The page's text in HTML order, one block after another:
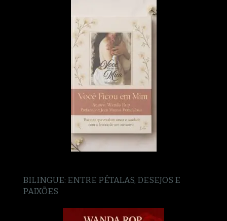
BILINGUE: ENTRE PÉTALAS, DESEJOS E
PAIXÕES